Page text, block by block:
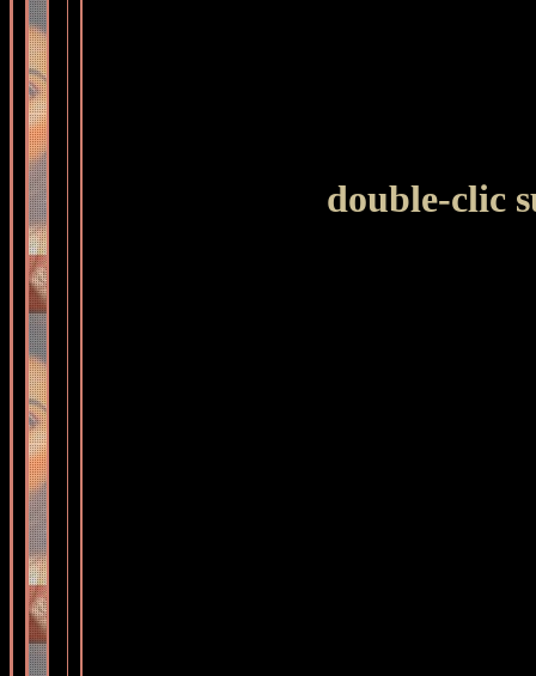
double-clic